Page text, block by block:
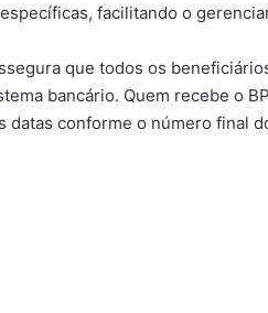
facilitando o
que todos os
bancário. Quem recebe o
datas conforme o número final